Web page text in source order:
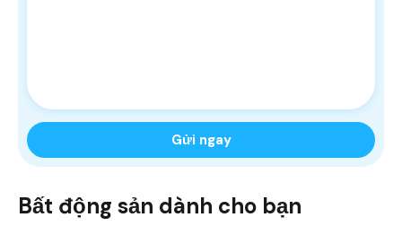
Bất động sản dành cho bạn